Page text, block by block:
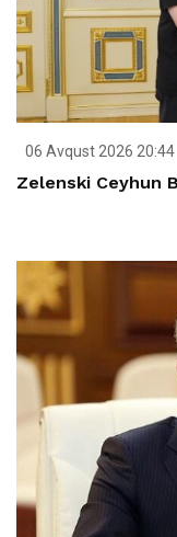
06 Avqust 2026 20:44
Zelenski Ceyhun